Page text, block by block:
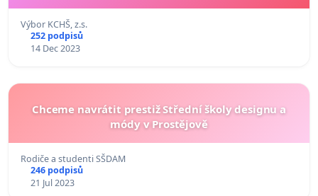
Výbor KCHŠ, z.s.
252 podpisů
14 Dec 2023
Chceme navrátit prestiž Střední školy designu a
módy v Prostějově
Rodiče a studenti SŠDAM
246 podpisů
21 Jul 2023